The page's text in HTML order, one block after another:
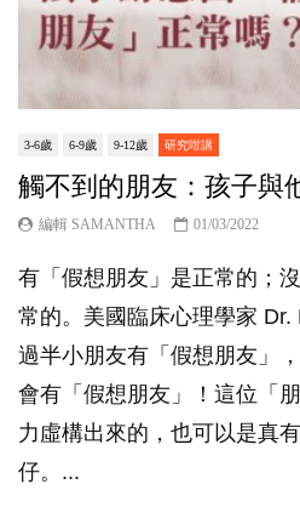
3-6歲 6-9歲 9-12歲 研究咁講
觸不到的朋友：孩子與
編輯 SAMANTHA 01/03/2022
有「假想朋友」是正常的；
常的。美國臨床心理學家
過半小朋友有「假想朋友」
會有「假想朋友」！這位「
力虛構出來的，也可以是真
仔。...